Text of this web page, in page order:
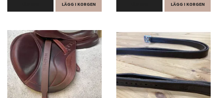
LÄGG I KORGEN LÄGG I KORGEN